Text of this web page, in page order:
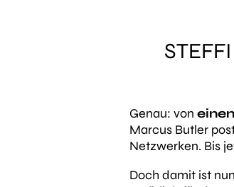
Genau: von
Marcus Butler
Netzwerken. Bis
Doch damit ist